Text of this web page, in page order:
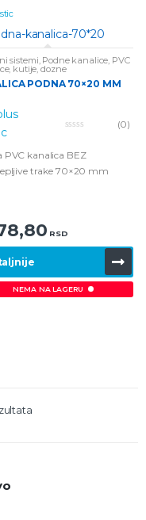
sistemi, Podne kanalice, PVC
kutije, dozne
PODNA 70×20 MM
u
t
o
(0)
PVC kanalica BEZ
trake 70×20 mm
RSD
NEMA NA LAGERU